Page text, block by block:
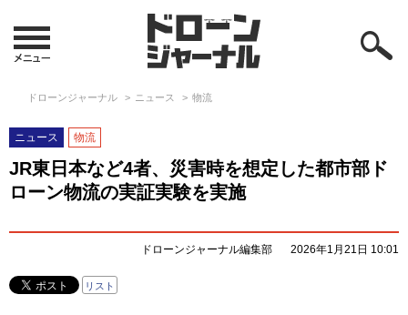
ドローンジャーナル ニュース 物流
ニュース 物流
JR東日本など4者、災害時を想定した都市部ド
ローン物流の実証実験を実施
ドローンジャーナル編集部 2026年1月21日 10:01
リスト